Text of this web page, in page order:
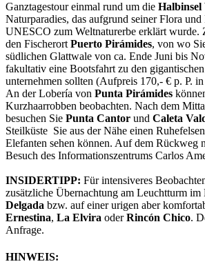
Ganztagestour einmal rund um die Halbinsel
Naturparadies, das aufgrund seiner Flora
UNESCO zum Weltnaturerbe erklärt wurde.
den Fischerort Puerto Pirámides, von wo
südlichen Glattwale von ca. Ende Juni bis
fakultativ eine Bootsfahrt zu den gigantischen
unternehmen sollten (Aufpreis 170,- € p. P.
An der Lobería von Punta Pirámides
Kurzhaarrobben beobachten. Nach dem
besuchen Sie Punta Cantor und Caleta
Steilküste Sie aus der Nähe einen
Elefanten sehen können. Auf dem Rückweg
Besuch des Informationszentrums Carlos
INSIDERTIPP: Für intensiveres
zusätzliche Übernachtung am Leuchtturm im
Delgada bzw. auf einer urigen aber
Ernestina, La Elvira oderRincón Chico.
Anfrage.
HINWEIS: